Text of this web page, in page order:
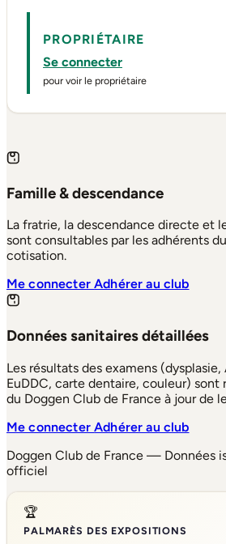
PROPRIÉTAIRE
Se connecter
pour voir le propriétaire
Famille & descendance
La fratrie, la descendance directe et
sont consultables par les adhérents
cotisation.
Me connecterAdhérer au club
Données sanitaires détaillées
Les résultats des examens
EuDDC, carte dentaire, couleur) sont
du Doggen Club de France à jour de
Me connecterAdhérer au club
Doggen Club de France — Données
officiel
🏆
PALMARÈS DES EXPOSITIONS